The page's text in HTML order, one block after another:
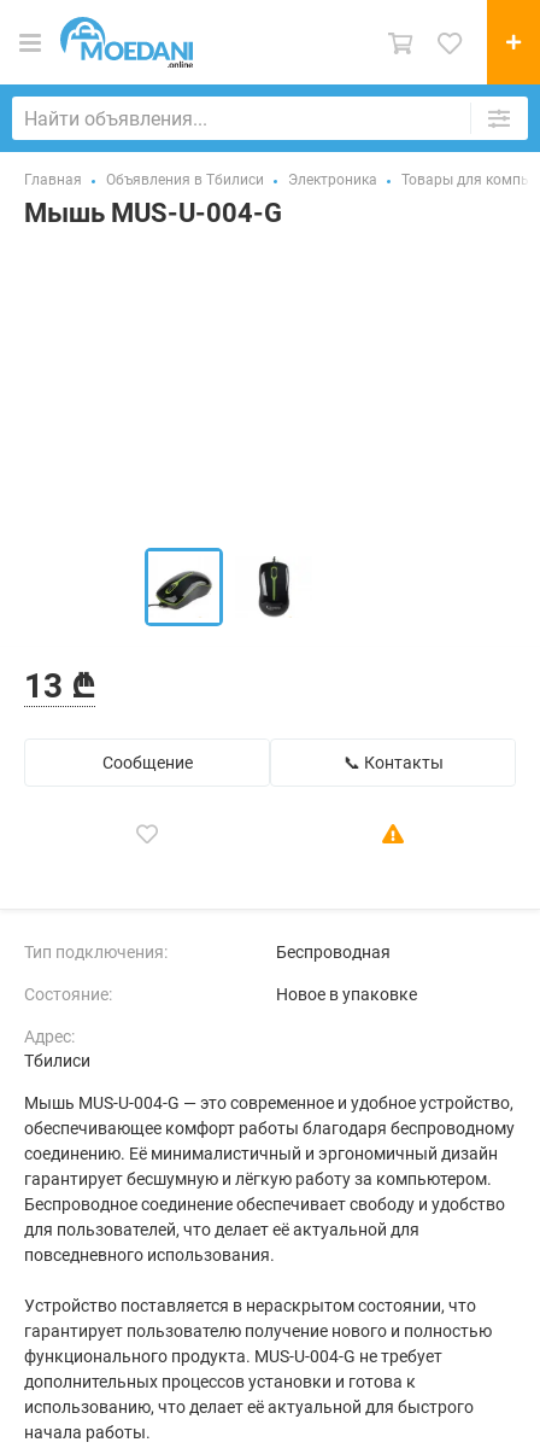
Главная Объявления в Тбилиси Электроника Товары для
Мышь MUS-U-004-G
13 ₾
Сообщение 📞 Контакты
Тип подключения: Беспроводная
Состояние: Новое в упаковке
Адрес:
Тбилиси
Мышь MUS-U-004-G — это современное и удобное устройство,
обеспечивающее комфорт работы благодаря беспроводному
соединению. Её минималистичный и эргономичный дизайн
гарантирует бесшумную и лёгкую работу за компьютером.
Беспроводное соединение обеспечивает свободу и удобство
для пользователей, что делает её актуальной для
повседневного использования.
Устройство поставляется в нераскрытом состоянии, что
гарантирует пользователю получение нового и полностью
функционального продукта. MUS-U-004-G не требует
дополнительных процессов установки и готова к
использованию, что делает её актуальной для быстрого
начала работы.